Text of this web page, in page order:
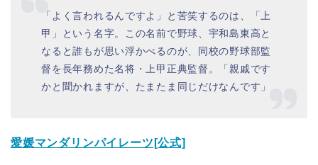
「よく言われるんですよ」と苦笑するのは、「上
甲」という名字。この名前で野球、宇和島東高と
なると誰もが思い浮かべるのが、同校の野球部監
督を長年務めた名将・上甲正典監督。「親戚です
かと聞かれますが、たまたま同じだけなんです」
愛媛マンダリンパイレーツ[公式]